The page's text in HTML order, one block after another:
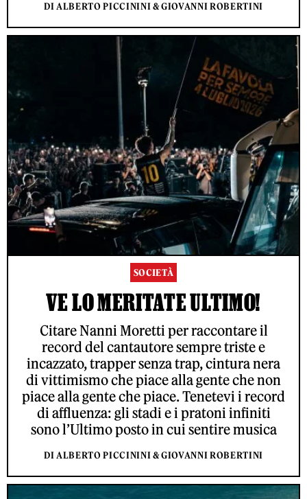
DI ALBERTO PICCININI & GIOVANNI ROBERTINI
SOCIETÀ
VE LO MERITATE ULTIMO!
Citare Nanni Moretti per raccontare il
record del cantautore sempre triste e
incazzato, trapper senza trap, cintura nera
di vittimismo che piace alla gente che non
piace alla gente che piace. Tenetevi i record
di affluenza: gli stadi e i pratoni infiniti
sono l’Ultimo posto in cui sentire musica
DI ALBERTO PICCININI & GIOVANNI ROBERTINI